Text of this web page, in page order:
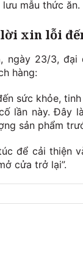
mẫu thức ăn.
xin lỗi
ngày 23/3,
hàng:
sức khỏe,
lần này. Đây
sản phẩm
để cải thiện
cửa trở lại”.